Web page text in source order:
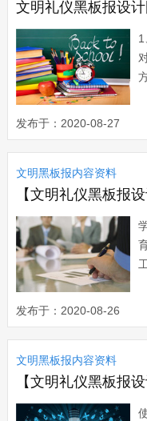
文明礼仪黑板报设
发布于：2020-08-27
文明黑板报内容资料
发布于：2020-08-26
文明黑板报内容资料